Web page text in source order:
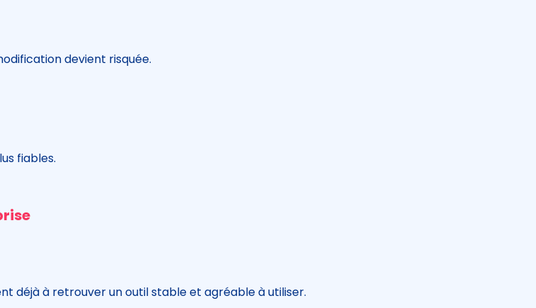
devient risquée.
fiables.
déjà à retrouver un outil stable et agréable à utiliser.